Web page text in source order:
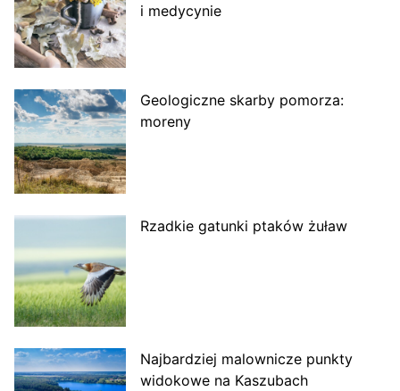
i medycynie
Geologiczne skarby pomorza:
moreny
Rzadkie gatunki ptaków żuław
Najbardziej malownicze punkty
widokowe na Kaszubach